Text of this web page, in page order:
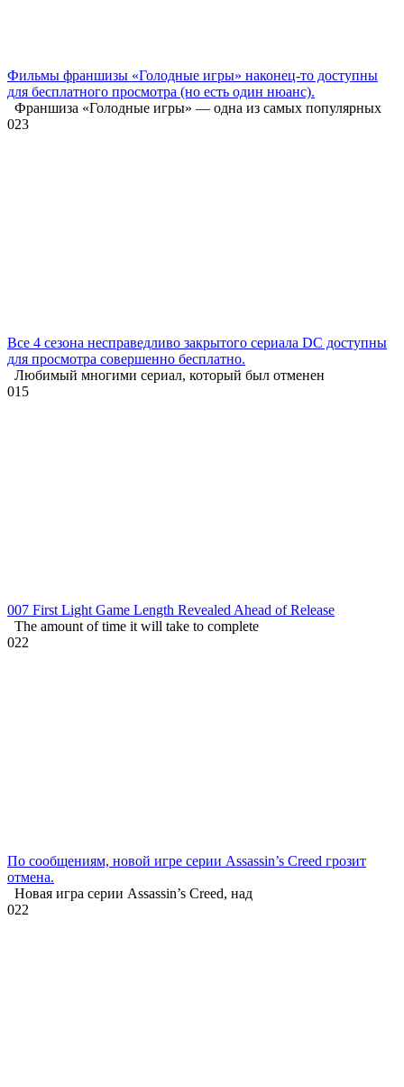
Фильмы франшизы «Голодные игры» наконец-то доступны
для бесплатного просмотра (но есть один нюанс).
Франшиза «Голодные игры» — одна из самых популярных
023
Все 4 сезона несправедливо закрытого сериала DC доступны
для просмотра совершенно бесплатно.
Любимый многими сериал, который был отменен
015
007 First Light Game Length Revealed Ahead of Release
The amount of time it will take to complete
022
По сообщениям, новой игре серии Assassin’s Creed грозит
отмена.
Новая игра серии Assassin’s Creed, над
022